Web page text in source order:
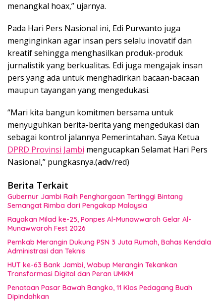
menangkal hoax,” ujarnya.
Pada Hari Pers Nasional ini, Edi Purwanto juga
menginginkan agar insan pers selalu inovatif dan
kreatif sehingga menghasilkan produk-produk
jurnalistik yang berkualitas. Edi juga mengajak insan
pers yang ada untuk menghadirkan bacaan-bacaan
maupun tayangan yang mengedukasi.
“Mari kita bangun komitmen bersama untuk
menyuguhkan berita-berita yang mengedukasi dan
sebagai kontrol jalannya Pemerintahan. Saya Ketua
DPRD Provinsi Jambi mengucapkan Selamat Hari Pers
Nasional,” pungkasnya.(adv/red)
Berita Terkait
Gubernur Jambi Raih Penghargaan Tertinggi Bintang
Semangat Rimba dari Pengakap Malaysia
Rayakan Milad ke-25, Ponpes Al-Munawwaroh Gelar Al-
Munawwaroh Fest 2026
Pemkab Merangin Dukung PSN 3 Juta Rumah, Bahas Kendala
Administrasi dan Teknis
HUT ke-63 Bank Jambi, Wabup Merangin Tekankan
Transformasi Digital dan Peran UMKM
Penataan Pasar Bawah Bangko, 11 Kios Pedagang Buah
Dipindahkan